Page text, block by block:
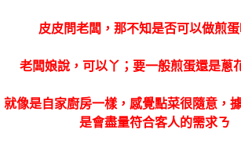
皮皮問老闆，那不知是否可以做煎蛋
老闆娘說，可以丫；要一般煎蛋還是蔥
就像是自家廚房一樣，感覺點菜很隨意，
是會盡量符合客人的需求ㄋ